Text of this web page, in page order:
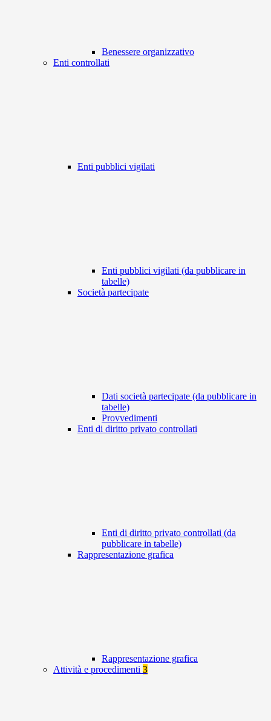
Benessere organizzativo
Enti controllati
Enti pubblici vigilati
Enti pubblici vigilati (da pubblicare in
tabelle)
Società partecipate
Dati società partecipate (da pubblicare in
tabelle)
Provvedimenti
Enti di diritto privato controllati
Enti di diritto privato controllati (da
pubblicare in tabelle)
Rappresentazione grafica
Rappresentazione grafica
Attività e procedimenti 3